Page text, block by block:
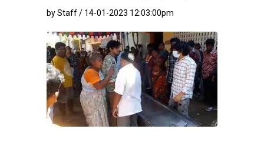
by Staff / 14-01-2023 12:03:00pm